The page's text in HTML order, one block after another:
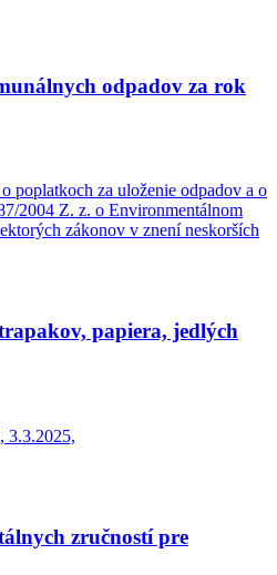
odpadov za rok
poplatkoch za uloženie odpadov a o
2004 Z. z. o Environmentálnom
zákonov v znení neskorších
papiera, jedlých
3.3.2025,
zručností pre